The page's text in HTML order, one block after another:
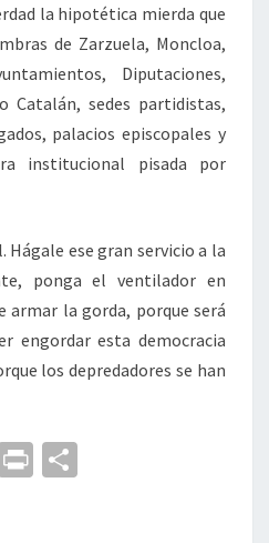
la hipotética mierda que
de Zarzuela, Moncloa,
Diputaciones,
Catalán, sedes partidistas,
palacios episcopales y
institucional pisada por
Hágale ese gran servicio a la
ponga el ventilador en
armar la gorda, porque será
engordar esta democracia
los depredadores se han
E
Pr